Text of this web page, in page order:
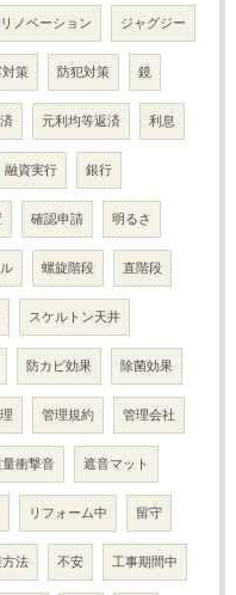
ノベーション ジャグジー
策 防犯対策 鏡
元利均等返済 利息
融資実行 銀行
確認申請 明るさ
螺旋階段 直階段
スケルトン天井
防カビ効果 除菌効果
管理規約 管理会社
衝撃音 遮音マット
リフォーム中 留守
方法 不安 工事期間中